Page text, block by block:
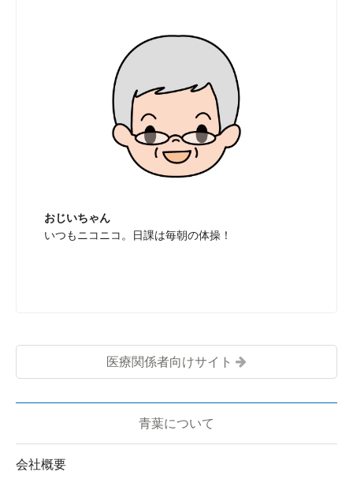
おじいちゃん
いつもニコニコ。日課は毎朝の体操！
医療関係者向けサイト
青葉について
会社概要